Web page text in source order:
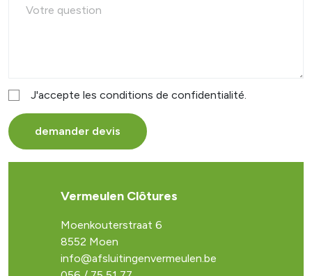
J'accepte les conditions de confidentialité.
demander devis
Vermeulen Clôtures
Moenkouterstraat 6
8552 Moen
info@afsluitingenvermeulen.be